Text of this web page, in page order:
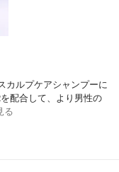
カルプケアシャンプーに
配合して、より男性の
る